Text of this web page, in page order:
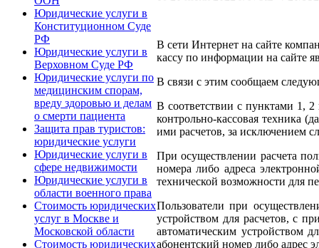
Юридические услуги в
Конституционном Суде
РФ
Юридические услуги в
Верховном Суде РФ
Юридические услуги по
медицинским спорам,
вреду здоровью и делам
о смерти пациента
Защита прав туристов:
юридические услуги
Юридические услуги в
сфере недвижимости
Юридические услуги в
области военного права
Стоимость юридических
услуг в Москве и
Московской области
Стоимость юридических
В сети Интернет на сайте
кассу по информации на сайте
В связи с этим сообщаем
В соответствии с пунктами 1,
контрольно-кассовая техника
ими расчетов, за исключением
При осуществлении расчета
номера либо адреса
технической возможности для
Пользователи при
устройством для расчетов, с
автоматическим устройством
абонентский номер либо адрес